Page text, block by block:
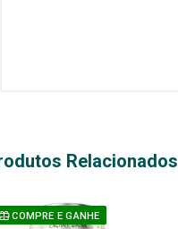
Relacionados
COMPRE E GANHE